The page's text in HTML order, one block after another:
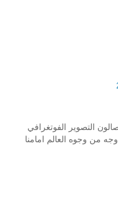
التصوير الفوتغرافي
من وجوه العالم امامنا